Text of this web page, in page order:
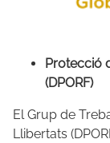
Protecció
(DPORF)
El Grup de
Llibertats